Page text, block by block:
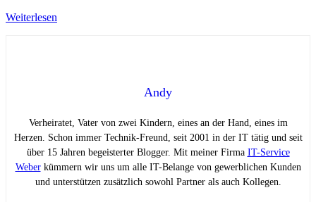
Weiterlesen
Andy
Verheiratet, Vater von zwei Kindern, eines an der Hand, eines im
Herzen. Schon immer Technik-Freund, seit 2001 in der IT tätig und seit
über 15 Jahren begeisterter Blogger. Mit meiner Firma IT-Service
Weberkümmern wir uns um alle IT-Belange von gewerblichen Kunden
und unterstützen zusätzlich sowohl Partner als auch Kollegen.